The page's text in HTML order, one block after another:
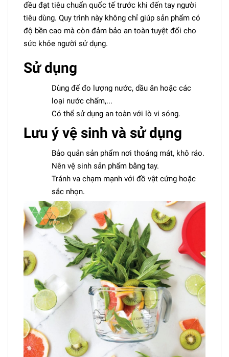
đều đạt tiêu chuẩn quốc tế trước khi đến tay người
tiêu dùng. Quy trình này không chỉ giúp sản phẩm có
độ bền cao mà còn đảm bảo an toàn tuyệt đối cho
sức khỏe người sử dụng.
Sử dụng
Dùng để đo lượng nước, dầu ăn hoặc các
loại nước chấm,...
Có thể sử dụng an toàn với lò vi sóng.
Lưu ý vệ sinh và sử dụng
Bảo quản sản phẩm nơi thoáng mát, khô ráo.
Nên vệ sinh sản phẩm bằng tay.
Tránh va chạm mạnh với đồ vật cứng hoặc
sắc nhọn.